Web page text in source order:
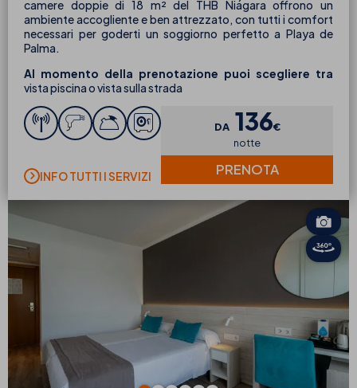
camere doppie di 18 m² del THB Niágara offrono un
ambiente accogliente e ben attrezzato, con tutti i comfort
necessari per goderti un soggiorno perfetto a Playa de
Palma.
Al momento della prenotazione puoi scegliere tra
vista piscina o vista sulla strada
INFO TUTTI I SERVIZI
DA 136€
notte
PRENOTA